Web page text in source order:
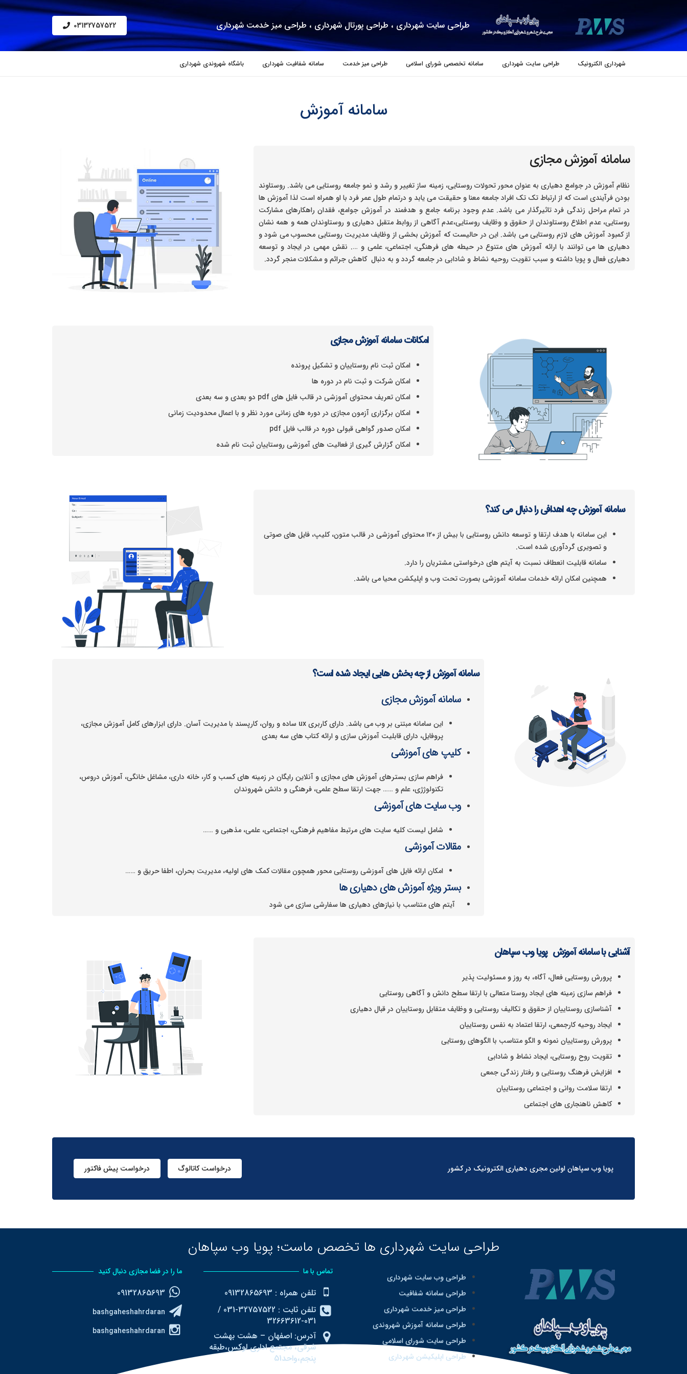
طراحی سایت شهرداری ، طراحی پورتال شهرداری ، طراحی میز خدمت شهرداری 03132757522
شهرداری الکترونیک طراحی سایت شهرداری سامانه تخصصی شورای اسلامی طراحی میز خدمت سامانه شفافیت شهرداری باشگاه شهروندی شهرداری
سامانه آموزش
سامانه آموزش مجازی
نظام آموزش در جوامع دهیاری به عنوان محور تحولات روستایی، زمینه ساز تغییر و رشد و نمو جامعه روستایی می باشد. روستاوند
بودن فرآیندی است که از ارتباط تک تک افراد جامعه معنا و حقیقت می یابد و درتمام طول عمر فرد با او همراه است لذا آموزش ها
در تمام مراحل زندگی فرد تاثیرگذار می باشد. عدم وجود برنامه جامع و هدفمند در آموزش جوامع، فقدان راهکارهای مشارکت
روستایی، عدم اطلاع روستاوندان از حقوق و وظایف روستایی،عدم آگاهی از روابط متقبل دهیاری و روستاوندان همه و همه نشان
از کمبود آموزش های لازم روستایی می باشد. این در حالیست که آموزش بخشی از وظایف مدیریت روستایی محسوب می شود و
دهیاری ها می توانند با ارائه آموزش های متنوع در حیطه های فرهنگی، اجتماعی، علمی و …. نقش مهمی در ایجاد و توسعه
دهیاری فعال و پویا داشته و سبب تقویت روحیه نشاط و شادابی در جامعه گردد و به دنبال کاهش جرائم و مشکلات منجر گردد.
امکانات سامانه آموزش مجازی
امکان ثبت نام روستاییان و تشکیل پرونده
امکان شرکت و ثبت نام در دوره ها
امکان تعریف محتوای آموزشی در قالب فایل های pdf دو بعدی و سه بعدی
امکان برگزاری آزمون مجازی در دوره های زمانی مورد نظر و با اعمال محدودیت زمانی
امکان صدور گواهی قبولی دوره در قالب فایل pdf
امکان گزارش گیری از فعالیت های آموزشی روستاییان ثبت نام شده
سامانه آموزش چه اهدافی را دنبال می کند؟
این سامانه با هدف ارتقا و توسعه دانش روستایی با بیش از ۱۲۰ محتوای آموزشی در قالب متون، کلیپ، فایل های صوتی
و تصویری گردآوری شده است.
سامانه قابلیت انعطاف نسبت به آیتم های درخواستی مشتریان را دارد.
همچنین امکان ارائه خدمات سامانه آموزشی بصورت تحت وب و اپلیکشن محیا می باشد.
سامانه آموزش از چه بخش هایی ایجاد شده است؟
سامانه آموزش مجازی
این سامانه مبتنی بر وب می باشد. دارای کاربری ux ساده و روان، کارپسند با مدیریت آسان. دارای ابزارهای کامل آموزش مجازی،
پروفایل، دارای قابلیت آموزش سازی و ارائه کتاب های سه بعدی
کلیپ های آموزشی
فراهم سازی بسترهای آموزش های مجازی و آنلاین رایگان در زمینه های کسب و کار، خانه داری، مشاغل خانگی، آموزش دروس،
تکنولوژژی، علم و …… جهت ارتقا سطح علمی، فرهنگی و دانش شهروندان
وب سایت های آموزشی
شامل لیست کلیه سایت های مرتبط مفاهیم فرهنگی، اجتماعی، علمی، مذهبی و ……
مقالات آموزشی
امکان ارائه فایل های آموزشی روستایی محور همچون مقالات کمک های اولیه، مدیریت بحران، اطفا حریق و ……
بستر ویژه آموزش های دهیاری ها
آیتم های متناسب با نیازهای دهیاری ها سفارشی سازی می شود
آشنایی با سامانه آموزش پویا وب سپاهان
پرورش روستایی فعال، آگاه، به روز و مسئولیت پذیر
فراهم سازی زمینه های ایجاد روستا متعالی با ارتقا سطح دانش و آگاهی روستایی
آشناسازی روستاییان از حقوق و تکالیف روستایی و وظایف متقابل روستاییان در قبال دهیاری
ایجاد روحیه کارجمعی، ارتقا اعتماد به نفس روستاییان
پرورش روستاییان نمونه و الگو متناسب با الگوهای روستایی
تقویت روح روستایی، ایجاد نشاط و شادابی
افزایش فرهنگ روستایی و رفتار زندگی جمعی
ارتقا سلامت روانی و اجتماعی روستاییان
کاهش ناهنجاری های اجتماعی
پویا وب سپاهان اولین مجری دهیاری الکترونیک در کشور درخواست کاتالوگ درخواست پیش فاکتور
طراحی سایت شهرداری ها تخصص ماست؛ پویا وب سپاهان
طراحی وب سایت شهرداری
طراحی سامانه شفافیت
طراحی میز خدمت شهرداری
طراحی سامانه آموزش شهروندی
طراحی سایت شورای اسلامی
طراحی اپلیکیشن شهرداری
تماس با ما
تلفن همراه : 09132865693
تلفن ثابت : 32757522-031 /
031-32663612
آدرس: اصفهان – هشت بهشت
شرقی، مجتمع اداری لوکس،طبقه
پنجم،واحد51
ما را در فضا مجازی دنبال کنید
09132865693
bashgaheshahrdaran
bashgaheshahrdaran